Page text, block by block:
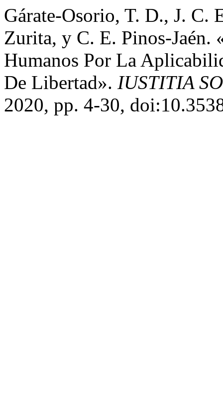
Gárate-Osorio, T. D., J. C.
Zurita, y C. E. Pinos-Jaén.
Humanos Por La
De Libertad». IUSTITIA
2020, pp. 4-30,